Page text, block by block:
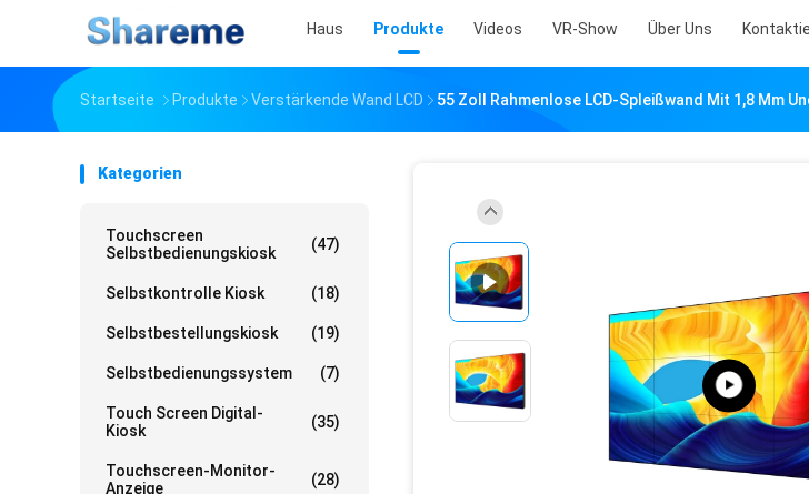
Haus Produkte Videos VR-Show Über Uns
Startseite Produkte Verstärkende Wand LCD 55 Zoll Rahmenlose LCD-Spleißwand Mit 1,8 Mm
Kategorien
Touchscreen
Selbstbedienungskiosk
(47)
Selbstkontrolle Kiosk (18)
Selbstbestellungskiosk (19)
Selbstbedienungssystem (7)
Touch Screen Digital-
Kiosk
(35)
Touchscreen-Monitor-
Anzeige
(28)